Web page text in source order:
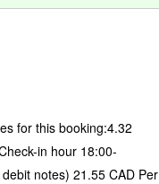
for this booking:4.32
in hour 18:00-
notes) 21.55 CAD Per